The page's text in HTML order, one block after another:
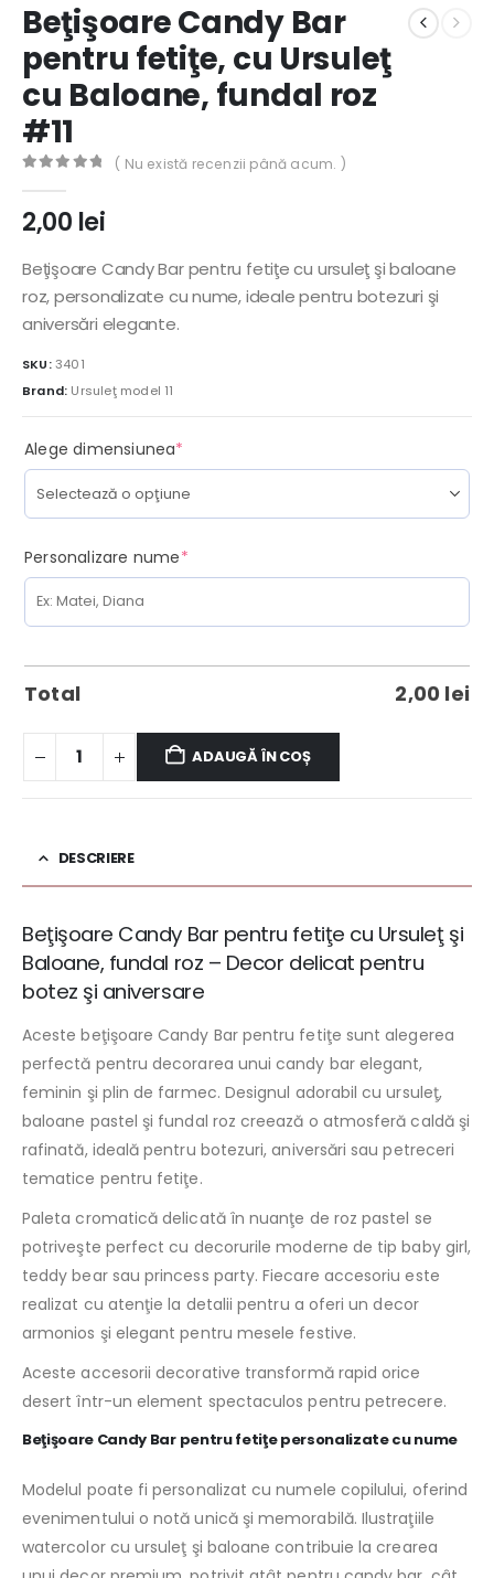
Beţişoare Candy Bar
pentru fetiţe, cu Ursuleţ
cu Baloane, fundal roz
#11
( Nu există recenzii până acum. )
2,00 lei
Beţişoare Candy Bar pentru fetiţe cu ursuleţ şi baloane
roz, personalizate cu nume, ideale pentru botezuri şi
aniversări elegante.
SKU:3401
Brand: Ursuleţ model 11
Alege dimensiunea*
Personalizare nume*(required)
Total 2,00 lei
ADAUGĂ ÎN COȘ
DESCRIERE
Beţişoare Candy Bar pentru fetiţe cu Ursuleţ şi
Baloane, fundal roz – Decor delicat pentru
botez şi aniversare
Aceste beţişoare Candy Bar pentru fetiţe sunt alegerea
perfectă pentru decorarea unui candy bar elegant,
feminin şi plin de farmec. Designul adorabil cu ursuleţ,
baloane pastel şi fundal roz creează o atmosferă caldă şi
rafinată, ideală pentru botezuri, aniversări sau petreceri
tematice pentru fetiţe.
Paleta cromatică delicată în nuanţe de roz pastel se
potriveşte perfect cu decorurile moderne de tip baby girl,
teddy bear sau princess party. Fiecare accesoriu este
realizat cu atenţie la detalii pentru a oferi un decor
armonios şi elegant pentru mesele festive.
Aceste accesorii decorative transformă rapid orice
desert într-un element spectaculos pentru petrecere.
Beţişoare Candy Bar pentru fetiţe personalizate cu nume
Modelul poate fi personalizat cu numele copilului, oferind
evenimentului o notă unică şi memorabilă. Ilustraţiile
watercolor cu ursuleţ şi baloane contribuie la crearea